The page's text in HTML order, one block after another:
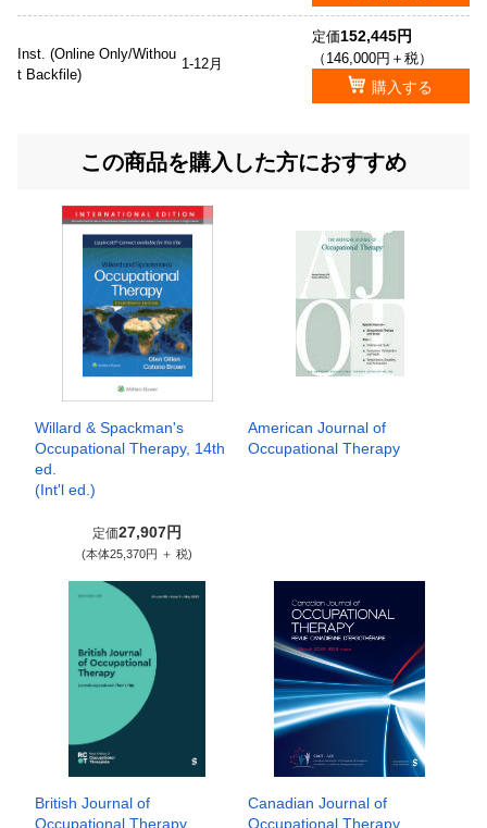
Inst. (Online Only/Withou
t Backfile)
1-12月
定価152,445円
（146,000円＋税）
購入する
この商品を購入した方におすすめ
Willard & Spackman's
Occupational Therapy, 14th
ed.
(Int'l ed.)
定価27,907円
(本体25,370円 ＋ 税)
American Journal of
Occupational Therapy
British Journal of
Occupational Therapy
Canadian Journal of
Occupational Therapy